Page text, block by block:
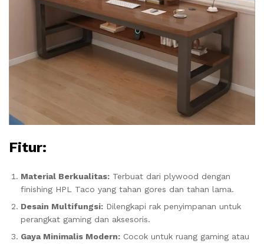
Fitur:
Material Berkualitas: Terbuat dari plywood dengan
finishing HPL Taco yang tahan gores dan tahan lama.
Desain Multifungsi: Dilengkapi rak penyimpanan untuk
perangkat gaming dan aksesoris.
Gaya Minimalis Modern: Cocok untuk ruang gaming atau